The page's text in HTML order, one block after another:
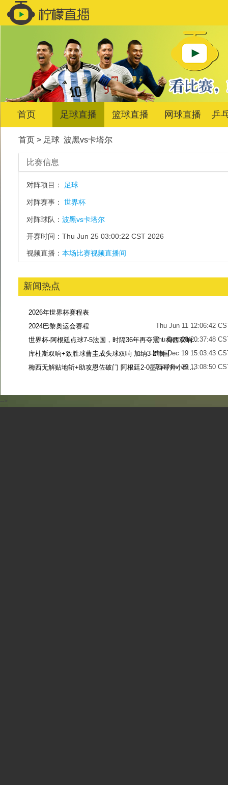
首页 足球直播 篮球直播 网球直播 乒
首页> 足球 波黑vs卡塔尔
比赛信息
对阵项目： 足球
对阵赛事： 世界杯
对阵球队： 波黑vs卡塔尔
开赛时间：Thu Jun 25 03:00:22 CST 2026
视频直播： 本场比赛视频直播间
新闻热点
2026年世界杯赛程表
Thu Jun 11 12:06:42
2024巴黎奥运会赛程
Thu Dec 28 20:37:48
世界杯-阿根廷点球7-5法国，时隔36年再夺冠！梅西双响姆巴佩戴帽
Mon Dec 19 15:03:43
库杜斯双响+致胜球曹圭成头球双响 加纳3-2韩国
Tue Nov 29 13:08:50
梅西无解贴地斩+助攻恩佐破门 阿根廷2-0墨西哥升小组第二